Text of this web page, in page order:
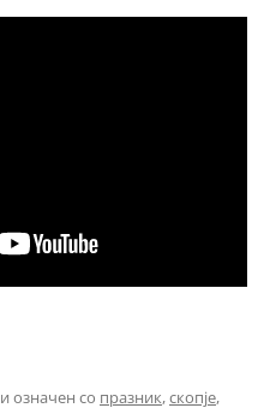
и означен со празник,скопје,